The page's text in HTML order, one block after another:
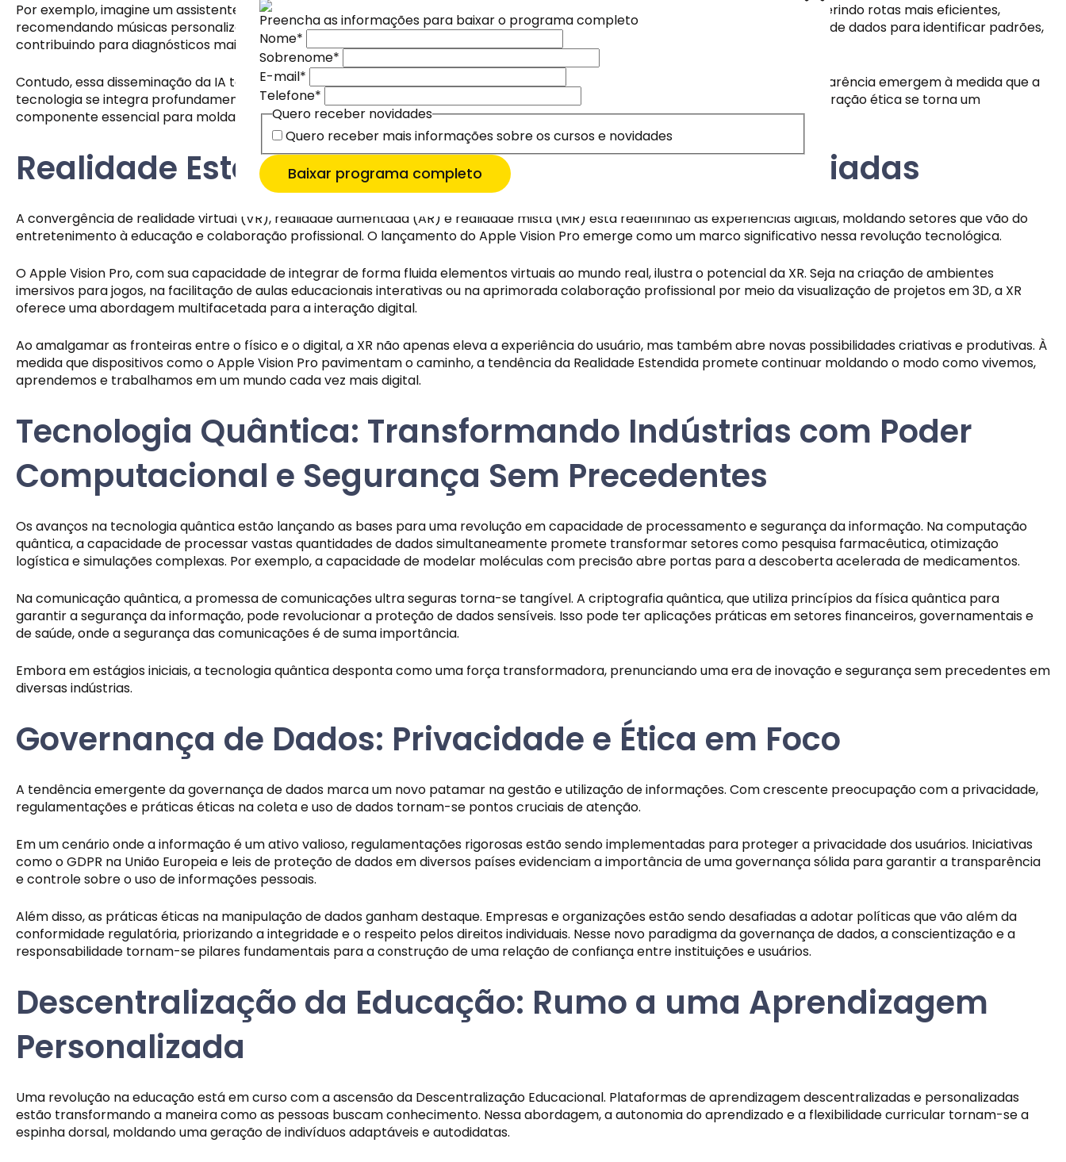
Por exemplo, imagine um assistente virtual que, com base em aprendizado contínuo, compreende as preferências do usuário, sugerindo rotas mais eficientes,
recomendando músicas personalizadas e até mesmo antecipando necessidades diárias. Em saúde, a IA analisa grandes conjuntos de dados para identificar padrões,
contribuindo para diagnósticos mais rápidos e tratamentos personalizados.
Contudo, essa disseminação da IA também destaca a importância da ética. Questões como privacidade, viés algorítmico e transparência emergem à medida que a
tecnologia se integra profundamente em nosso cotidiano. Assim, enquanto a IA generalizada promete avanços notáveis, a consideração ética se torna um
componente essencial para moldar o impacto positivo dessa revolução tecnológica.
Realidade Estendida (XR): Fronteiras Digitais Ampliadas
A convergência de realidade virtual (VR), realidade aumentada (AR) e realidade mista (MR) está redefinindo as experiências digitais, moldando setores que vão do
entretenimento à educação e colaboração profissional. O lançamento do Apple Vision Pro emerge como um marco significativo nessa revolução tecnológica.
O Apple Vision Pro, com sua capacidade de integrar de forma fluida elementos virtuais ao mundo real, ilustra o potencial da XR. Seja na criação de ambientes
imersivos para jogos, na facilitação de aulas educacionais interativas ou na aprimorada colaboração profissional por meio da visualização de projetos em 3D, a XR
oferece uma abordagem multifacetada para a interação digital.
Ao amalgamar as fronteiras entre o físico e o digital, a XR não apenas eleva a experiência do usuário, mas também abre novas possibilidades criativas e produtivas. À
medida que dispositivos como o Apple Vision Pro pavimentam o caminho, a tendência da Realidade Estendida promete continuar moldando o modo como vivemos,
aprendemos e trabalhamos em um mundo cada vez mais digital.
Tecnologia Quântica: Transformando Indústrias com Poder
Computacional e Segurança Sem Precedentes
Os avanços na tecnologia quântica estão lançando as bases para uma revolução em capacidade de processamento e segurança da informação. Na computação
quântica, a capacidade de processar vastas quantidades de dados simultaneamente promete transformar setores como pesquisa farmacêutica, otimização
logística e simulações complexas. Por exemplo, a capacidade de modelar moléculas com precisão abre portas para a descoberta acelerada de medicamentos.
Na comunicação quântica, a promessa de comunicações ultra seguras torna-se tangível. A criptografia quântica, que utiliza princípios da física quântica para
garantir a segurança da informação, pode revolucionar a proteção de dados sensíveis. Isso pode ter aplicações práticas em setores financeiros, governamentais e
de saúde, onde a segurança das comunicações é de suma importância.
Embora em estágios iniciais, a tecnologia quântica desponta como uma força transformadora, prenunciando uma era de inovação e segurança sem precedentes em
diversas indústrias.
Governança de Dados: Privacidade e Ética em Foco
A tendência emergente da governança de dados marca um novo patamar na gestão e utilização de informações. Com crescente preocupação com a privacidade,
regulamentações e práticas éticas na coleta e uso de dados tornam-se pontos cruciais de atenção.
Em um cenário onde a informação é um ativo valioso, regulamentações rigorosas estão sendo implementadas para proteger a privacidade dos usuários. Iniciativas
como o GDPR na União Europeia e leis de proteção de dados em diversos países evidenciam a importância de uma governança sólida para garantir a transparência
e controle sobre o uso de informações pessoais.
Além disso, as práticas éticas na manipulação de dados ganham destaque. Empresas e organizações estão sendo desafiadas a adotar políticas que vão além da
conformidade regulatória, priorizando a integridade e o respeito pelos direitos individuais. Nesse novo paradigma da governança de dados, a conscientização e a
responsabilidade tornam-se pilares fundamentais para a construção de uma relação de confiança entre instituições e usuários.
Descentralização da Educação: Rumo a uma Aprendizagem
Personalizada
Uma revolução na educação está em curso com a ascensão da Descentralização Educacional. Plataformas de aprendizagem descentralizadas e personalizadas
estão transformando a maneira como as pessoas buscam conhecimento. Nessa abordagem, a autonomia do aprendizado e a flexibilidade curricular tornam-se a
espinha dorsal, moldando uma geração de indivíduos adaptáveis e autodidatas.
Nome*
Sobrenome
E-mail*
Telefone
Quero receber novidades
Quero receber mais informações sobre os cursos e novidades
Quero mais informações
Assine nossas
Inscreva-se na nossa newsletter e receba novidades, conteúdos exclusivos e ofertas
especiais direto no seu e-mail. Não perca nada!
Email*
Quero me inscrever
Assine nossas
Inscreva-se na nossa newsletter e receba novidades, conteúdos exclusivos e ofertas
especiais direto no seu e-mail. Não perca nada!
Email*
Quero me inscrever
Preencha as informações para baixar o programa completo
Nome*
Sobrenome*
E-mail*
Telefone*
Quero receber novidades
Quero receber mais informações sobre os cursos e novidades
Baixar programa completo